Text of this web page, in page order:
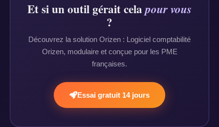
Et si un outil gérait celapour vous
?
Découvrez la solution Orizen : Logiciel comptabilité
Orizen, modulaire et conçue pour les PME
françaises.
Essai gratuit 14 jours